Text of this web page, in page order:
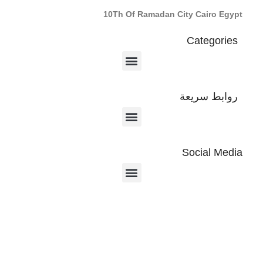
10Th Of Ramadan City Cairo Egypt
Categories
روابط سريعة
Social Media